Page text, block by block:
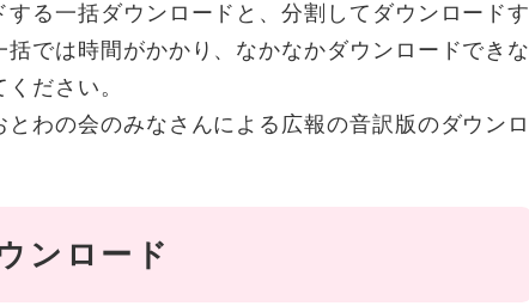
る一括ダウンロードと、分割してダウンロードす
では時間がかかり、なかなかダウンロードできな
ださい。
わの会のみなさんによる広報の音訳版のダウンロ
ンロード